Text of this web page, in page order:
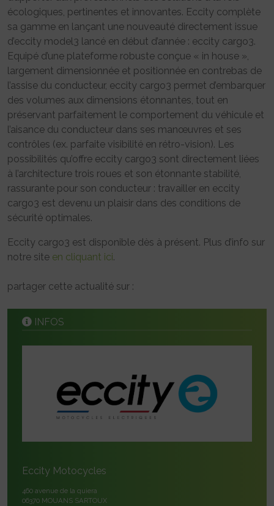
écologiques, pertinentes et innovantes. Eccity complète
sa gamme en lançant une nouveauté directement issue
d’eccity model3 lancé en début d’année : eccity cargo3.
Equipé d’une plateforme robuste conçue « in house »,
largement dimensionnée et positionnée en contrebas de
l’assise du conducteur, eccity cargo3 permet d’embarquer
des volumes aux dimensions étonnantes, tout en
préservant parfaitement le comportement du véhicule et
l’aisance du conducteur dans ses manœuvres et ses
contrôles (ex. parfaite visibilité en rétro-vision). Les
possibilités qu’offre eccity cargo3 sont directement liées
à l’architecture trois roues et son étonnante stabilité,
rassurante pour son conducteur : travailler en eccity
cargo3 est devenu un plaisir dans des conditions de
sécurité optimales.
Eccity cargo3 est disponible dès à présent. Plus d’info sur
notre site en cliquant ici.
partager cette actualité sur :
INFOS
Eccity Motocycles
460 avenue de la quiera
06370 MOUANS SARTOUX